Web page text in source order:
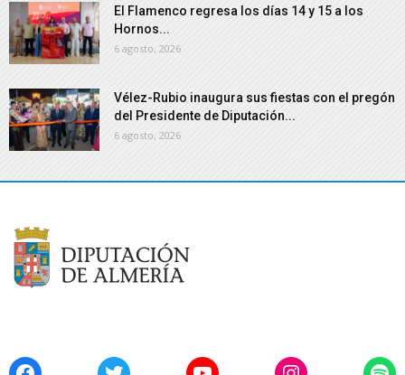
El Flamenco regresa los días 14 y 15 a los
Hornos...
6 agosto, 2026
Vélez-Rubio inaugura sus fiestas con el pregón
del Presidente de Diputación...
6 agosto, 2026